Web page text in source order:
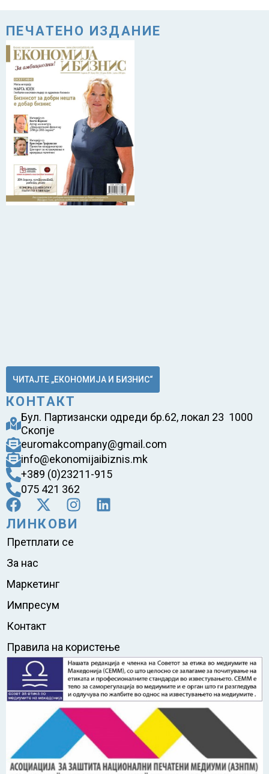
ПЕЧАТЕНО ИЗДАНИЕ
ЧИТАЈТЕ „ЕКОНОМИЈА И БИЗНИС“
КОНТАКТ
Бул. Партизански одреди бр.62, локал 23 1000
Скопје
euromakcompany@gmail.com
info@ekonomijaibiznis.mk
+389 (0)23211-915
075 421 362
ЛИНКОВИ
Претплати се
За нас
Маркетинг
Импресум
Контакт
Правила на користење